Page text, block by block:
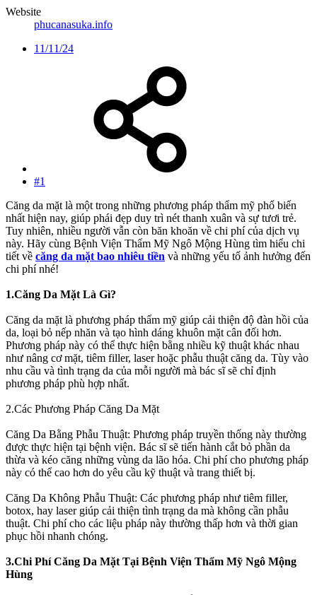
Website
phucanasuka.info
11/11/24
#1
Căng da mặt là một trong những phương pháp thẩm mỹ phổ biến
nhất hiện nay, giúp phái đẹp duy trì nét thanh xuân và sự tươi trẻ.
Tuy nhiên, nhiều người vẫn còn băn khoăn về chi phí của dịch vụ
này. Hãy cùng Bệnh Viện Thẩm Mỹ Ngô Mộng Hùng tìm hiểu chi
tiết về căng da mặt bao nhiêu tiền và những yếu tố ảnh hưởng đến
chi phí nhé!
1.Căng Da Mặt Là Gì?
Căng da mặt là phương pháp thẩm mỹ giúp cải thiện độ đàn hồi của
da, loại bỏ nếp nhăn và tạo hình dáng khuôn mặt cân đối hơn.
Phương pháp này có thể thực hiện bằng nhiều kỹ thuật khác nhau
như nâng cơ mặt, tiêm filler, laser hoặc phẫu thuật căng da. Tùy vào
nhu cầu và tình trạng da của mỗi người mà bác sĩ sẽ chỉ định
phương pháp phù hợp nhất.
2.Các Phương Pháp Căng Da Mặt
Căng Da Bằng Phẫu Thuật: Phương pháp truyền thống này thường
được thực hiện tại bệnh viện. Bác sĩ sẽ tiến hành cắt bỏ phần da
thừa và kéo căng những vùng da lão hóa. Chi phí cho phương pháp
này có thể cao hơn do yêu cầu kỹ thuật và trang thiết bị.
Căng Da Không Phẫu Thuật: Các phương pháp như tiêm filler,
botox, hay laser giúp cải thiện tình trạng da mà không cần phẫu
thuật. Chi phí cho các liệu pháp này thường thấp hơn và thời gian
phục hồi nhanh chóng.
3.Chi Phí Căng Da Mặt Tại Bệnh Viện Thẩm Mỹ Ngô Mộng
Hùng